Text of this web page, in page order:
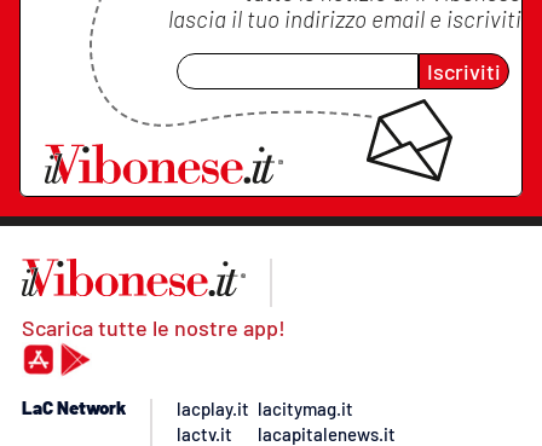
lascia il tuo indirizzo email e iscriviti
Iscriviti
Scarica tutte le nostre app!
LaC Network
lacplay.it
lactv.it
lacitymag.it
lacapitalenews.it